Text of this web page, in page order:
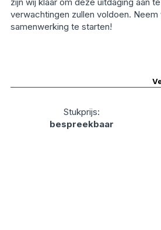
verwachtingen zullen voldoen.
samenwerking te starten!
Stukprijs:
bespreekbaar